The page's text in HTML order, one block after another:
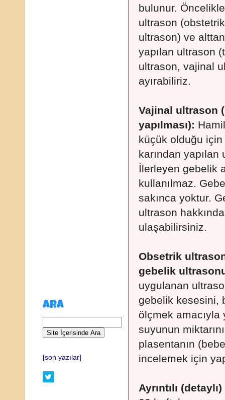
bulunur.
ultrason
ultrason) ve
yapılan ultrason
ultrason, vajinal
ayırabiliriz.
Vajinal ultrason
yapılması):
küçük olduğu için
karından
İlerleyen gebelik
kullanılmaz.
sakınca yoktur.
ultrason
ulaşabilirsiniz.
Obsetrik
gebelik
uygulanan
gebelik kesesini,
ölçmek amacıyla
suyunun
plasentanın
incelemek için
Ayrıntılı
ARA
[son yazılar]